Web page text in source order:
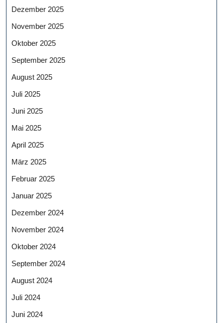
Dezember 2025
November 2025
Oktober 2025
September 2025
August 2025
Juli 2025
Juni 2025
Mai 2025
April 2025
März 2025
Februar 2025
Januar 2025
Dezember 2024
November 2024
Oktober 2024
September 2024
August 2024
Juli 2024
Juni 2024